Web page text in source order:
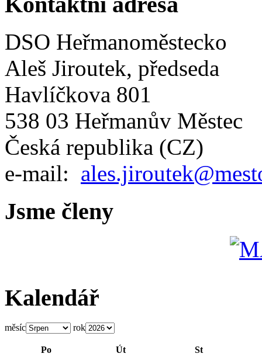
DSO Heřmanoměstecko
Aleš Jiroutek, předseda
Havlíčkova 801
538 03 Heřmanův Městec
Česká republika (CZ)
e-mail:
Jsme členy
Kalendář
měsíc rok
Po Út St